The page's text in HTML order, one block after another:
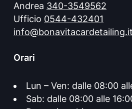
Andrea 340-3549562
Ufficio 0544-432401
info@bonavitacardetailing.it
Orari
Lun – Ven: dalle 08:00
Sab: dalle 08:00 alle